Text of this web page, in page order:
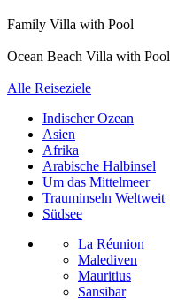
Family Villa with Pool
Ocean Beach Villa with Pool
Alle Reiseziele
Indischer Ozean
Asien
Afrika
Arabische Halbinsel
Um das Mittelmeer
Trauminseln Weltweit
Südsee
La Réunion
Malediven
Mauritius
Sansibar